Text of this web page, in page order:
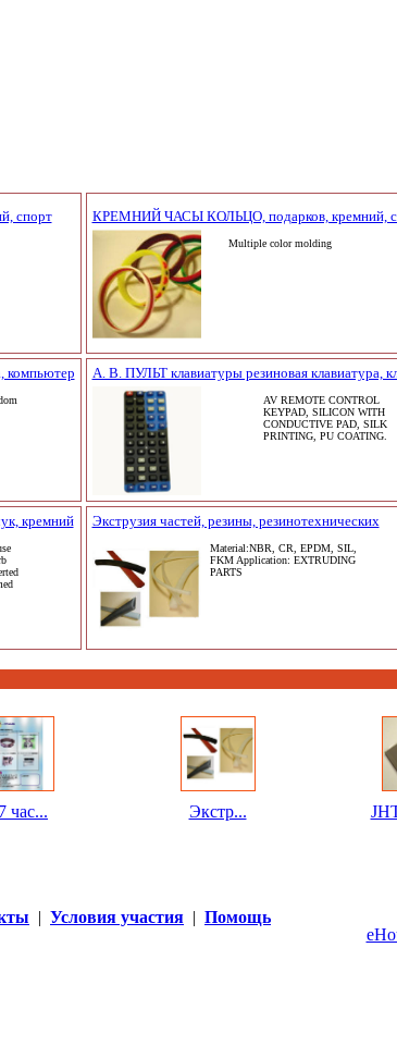
спорт КРЕМНИЙ ЧАСЫ КОЛЬЦО, подарков, кремний,
Multiple color molding
компьютер А. В. ПУЛЬТ клавиатуры резиновая клавиатура,
AV REMOTE CONTROL
KEYPAD, SILICON WITH
CONDUCTIVE PAD, SILK
PRINTING, PU COATING.
кремний Экструзия частей, резины, резинотехнических
Material:NBR, CR, EPDM, SIL,
FKM Application: EXTRUDING
PARTS
час... Экстр...
| Условия участия | Помощь